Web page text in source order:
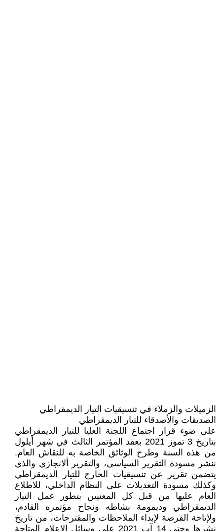
الزميلات والزملاء في تنسيقيات التيار الديمقراطي
الصديقات والأصدقاء للتيار الديمقراطي
على ضوء قرار اجتماع اللجنة العليا للتيار الديمقراطي
بتاريخ 3 تموز 2021 بعقد المؤتمر الثالث في شهر أيلول
من هذه السنة وطرح الوثائق الخاصة به للنقاش العام.
ننشر مسودة التقرير السياسي، والتقرير ألانجازي والذي
يتضمن تقرير عن تنسيقيات الخارج للتيار الديمقراطي
وكذلك مسودة التعديلات على النظام الداخلي، للاطلاع
العام عليها من قبل كل المعنيين بتطور عمل التيار
الديمقراطي وديمومة نشاطه ونجاح مؤتمره القادم،
ولإتاحة الفرصة لإبداء الملاحظات والمقترحات، من تاريخ
نشرها وحتى 14 آب 2021 على وسائل الإعلام المتاحة